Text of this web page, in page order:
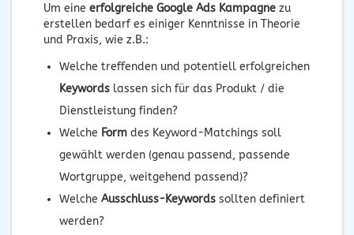
Um eine erfolgreiche Google Ads Kampagne zu
erstellen bedarf es einiger Kenntnisse in Theorie
und Praxis, wie z.B.:
Welche treffenden und potentiell erfolgreichen
Keywords lassen sich für das Produkt / die
Dienstleistung finden?
Welche Form des Keyword-Matchings soll
gewählt werden (genau passend, passende
Wortgruppe, weitgehend passend)?
Welche Ausschluss-Keywords sollten definiert
werden?